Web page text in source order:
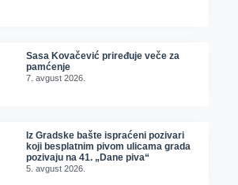
Sasa Kovačević priređuje veče za
pamćenje
7. avgust 2026.
Iz Gradske bašte ispraćeni pozivari
koji besplatnim pivom ulicama grada
pozivaju na 41. „Dane piva“
5. avgust 2026.